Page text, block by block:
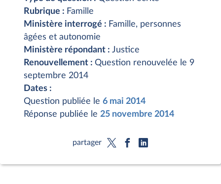
Rubrique : Famille
Ministère interrogé : Famille, personnes
âgées et autonomie
Ministère répondant : Justice
Renouvellement : Question renouvelée le 9
septembre 2014
Dates :
Question publiée le 6 mai 2014
Réponse publiée le 25 novembre 2014
partager